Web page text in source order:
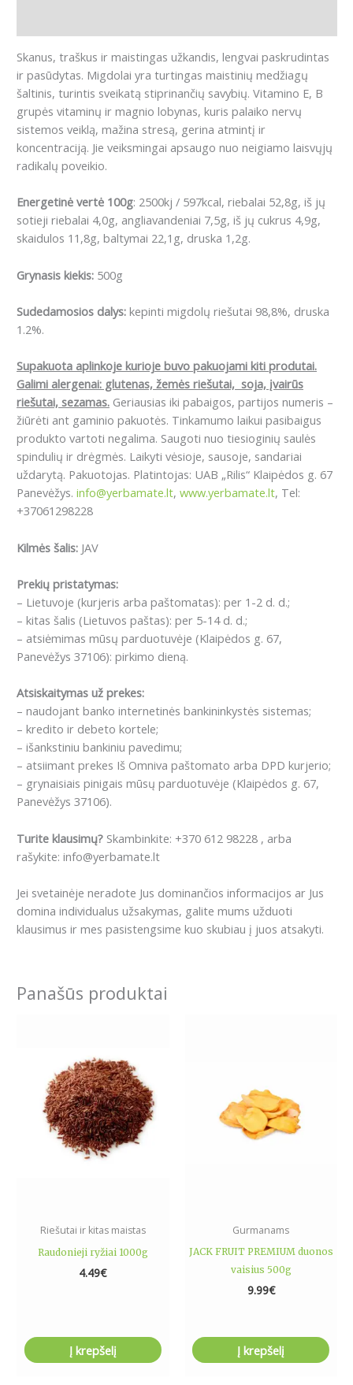
Skanus, traškus ir maistingas užkandis, lengvai paskrudintas
ir pasūdytas. Migdolai yra turtingas maistinių medžiagų
šaltinis, turintis sveikatą stiprinančių savybių. Vitamino E, B
grupės vitaminų ir magnio lobynas, kuris palaiko nervų
sistemos veiklą, mažina stresą, gerina atmintį ir
koncentraciją. Jie veiksmingai apsaugo nuo neigiamo laisvųjų
radikalų poveikio.
Energetinė vertė 100g: 2500kj / 597kcal, riebalai 52,8g, iš jų
sotieji riebalai 4,0g, angliavandeniai 7,5g, iš jų cukrus 4,9g,
skaidulos 11,8g, baltymai 22,1g, druska 1,2g.
Grynasis kiekis: 500g
Sudedamosios dalys: kepinti migdolų riešutai 98,8%, druska
1.2%.
Supakuota aplinkoje kurioje buvo pakuojami kiti produtai.
Galimi alergenai: glutenas, žemės riešutai, soja, įvairūs
riešutai, sezamas. Geriausias iki pabaigos, partijos numeris –
žiūrėti ant gaminio pakuotės. Tinkamumo laikui pasibaigus
produkto vartoti negalima. Saugoti nuo tiesioginių saulės
spindulių ir drėgmės. Laikyti vėsioje, sausoje, sandariai
uždarytą. Pakuotojas. Platintojas: UAB „Rilis“ Klaipėdos g. 67
Panevėžys. info@yerbamate.lt, www.yerbamate.lt, Tel:
+37061298228
Kilmės šalis: JAV
Prekių pristatymas:
– Lietuvoje (kurjeris arba paštomatas): per 1-2 d. d.;
– kitas šalis (Lietuvos paštas): per 5-14 d. d.;
– atsiėmimas mūsų parduotuvėje (Klaipėdos g. 67,
Panevėžys 37106): pirkimo dieną.
Atsiskaitymas už prekes:
– naudojant banko internetinės bankininkystės sistemas;
– kredito ir debeto kortele;
– išankstiniu bankiniu pavedimu;
– atsiimant prekes Iš Omniva paštomato arba DPD kurjerio;
– grynaisiais pinigais mūsų parduotuvėje (Klaipėdos g. 67,
Panevėžys 37106).
Turite klausimų? Skambinkite: +370 612 98228 , arba
rašykite: info@yerbamate.lt
Jei svetainėje neradote Jus dominančios informacijos ar Jus
domina individualus užsakymas, galite mums užduoti
klausimus ir mes pasistengsime kuo skubiau į juos atsakyti.
Panašūs produktai
Riešutai ir kitas maistas
Raudonieji ryžiai 1000g
4.49€
Į krepšelį
Gurmanams
JACK FRUIT PREMIUM duonos
vaisius 500g
9.99€
Į krepšelį